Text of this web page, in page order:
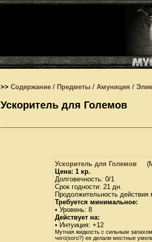
>> Содержание / Предметы / Амуниция /
Ускоритель для Големов
Ускоритель для Големов
Цена: 1 кр.
Долговечность: 0/1
Срок годности: 21 дн.
Продолжительность действия
Требуется минимальное:
• Уровень: 8
Действует на:
• Интуиция: +12
Мутная жидкость с сильным
чего(кого?) ее делали местные